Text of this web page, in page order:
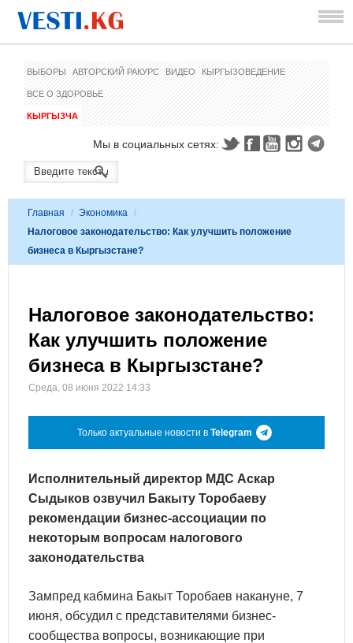
ВЫБОРЫ АВТОРСКИЙ РАКУРС ВИДЕО КЫРГЫЗОВЕДЕНИЕ
ВСЕ О ЗДОРОВЬЕ
КЫРГЫЗЧА
Мы в социальных сетях:
Главная / Экономика /
Налоговое законодательство: Как улучшить положение
бизнеса в Кыргызстане?
Налоговое законодательство:
Как улучшить положение
бизнеса в Кыргызстане?
Среда, 08 июня 2022 14:33
Только актуальные новости в Telegram
Исполнительный директор МДС Аскар
Сыдыков озвучил Бакыту Торобаеву
рекомендации бизнес-ассоциации по
некоторым вопросам налогового
законодательства
Зампред кабмина Бакыт Торобаев накануне, 7
июня, обсудил с представителями бизнес-
сообщества вопросы, возникающие при